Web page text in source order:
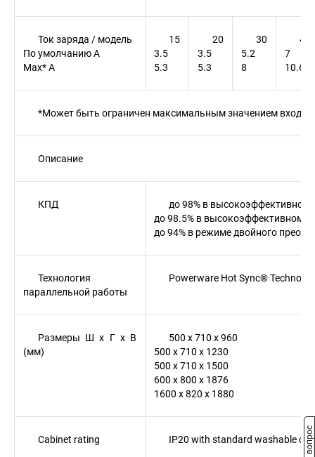
Ток заряда / модель
По умолчанию A
Max* A
15
3.5
5.3
20
3.5
5.3
30
5.2
8
40
7
10.6
*Может быть ограничен максимальным значением
Описание
КПД
до 98% в высокоэффективном
до 98.5% в высокоэффективном
до 94% в режиме двойного
Технология
параллельной работы
Powerware Hot Sync®
Размеры Ш x Г x В
(мм)
500 x 710 x 960
500 x 710 x 1230
500 x 710 x 1500
600 x 800 x 1876
1600 x 820 x 1880
Cabinet rating IP20 with standard washable